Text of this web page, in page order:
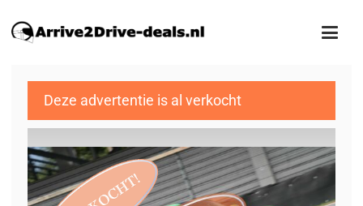
Deze advertentie is al verkocht